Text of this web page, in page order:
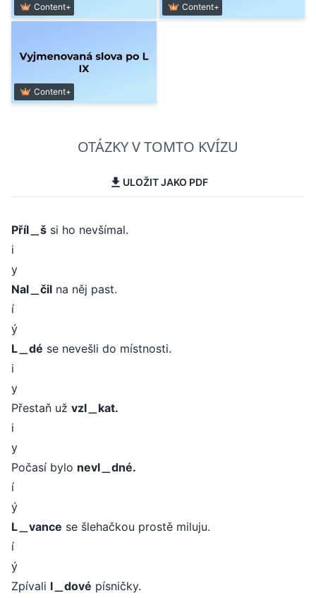
Content+ Content+
Content+
OTÁZKY V TOMTO KVÍZU
ULOŽIT JAKO PDF
Příl＿š si ho nevšímal.
i
y
Nal＿čil na něj past.
í
ý
L＿dé se nevešli do místnosti.
i
y
Přestaň už vzl＿kat.
i
y
Počasí bylo nevl＿dné.
í
ý
L＿vance se šlehačkou prostě miluju.
í
ý
Zpívali l＿dové písničky.